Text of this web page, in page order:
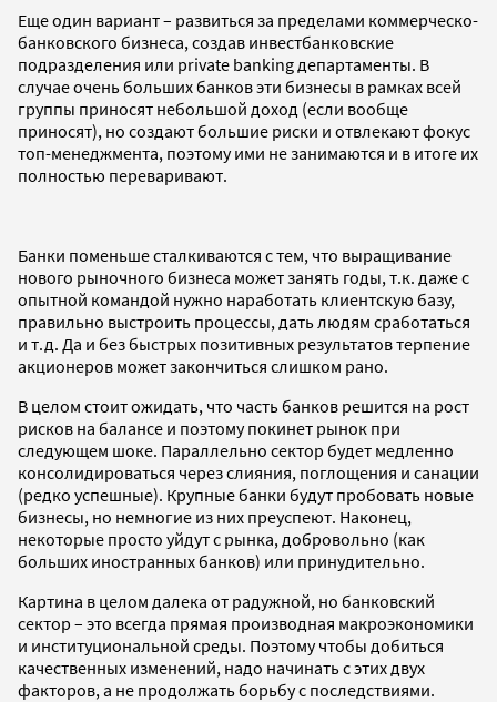
Еще один вариант – развиться за пределами коммерческо-
банковского бизнеса, создав инвестбанковские
подразделения или private banking департаменты. В
случае очень больших банков эти бизнесы в рамках всей
группы приносят небольшой доход (если вообще
приносят), но создают большие риски и отвлекают фокус
топ-менеджмента, поэтому ими не занимаются и в итоге их
полностью переваривают.
Банки поменьше сталкиваются с тем, что выращивание
нового рыночного бизнеса может занять годы, т.к. даже с
опытной командой нужно наработать клиентскую базу,
правильно выстроить процессы, дать людям сработаться
и т.д. Да и без быстрых позитивных результатов терпение
акционеров может закончиться слишком рано.
В целом стоит ожидать, что часть банков решится на рост
рисков на балансе и поэтому покинет рынок при
следующем шоке. Параллельно сектор будет медленно
консолидироваться через слияния, поглощения и санации
(редко успешные). Крупные банки будут пробовать новые
бизнесы, но немногие из них преуспеют. Наконец,
некоторые просто уйдут с рынка, добровольно (как
больших иностранных банков) или принудительно.
Картина в целом далека от радужной, но банковский
сектор – это всегда прямая производная макроэкономики
и институциональной среды. Поэтому чтобы добиться
качественных изменений, надо начинать с этих двух
факторов, а не продолжать борьбу с последствиями.